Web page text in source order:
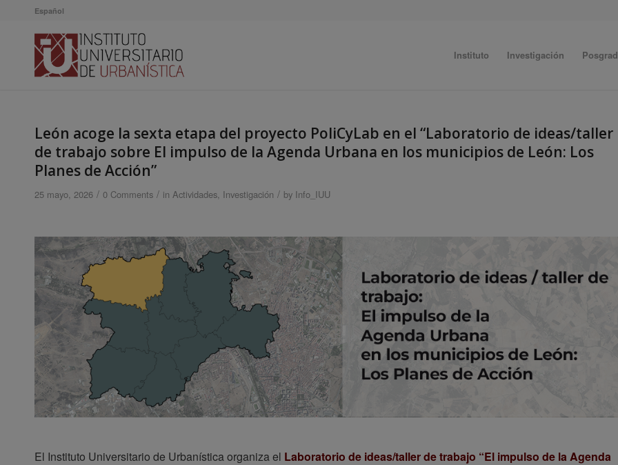
Español
Instituto Investigación
León acoge la sexta etapa del proyecto PoliCyLab en el “Laboratorio de ideas/taller
de trabajo sobre El impulso de la Agenda Urbana en los municipios de León: Los
Planes de Acción”
25 mayo, 2026 / 0 Comments / in Actividades, Investigación / by Info_IUU
El Instituto Universitario de Urbanística organiza el Laboratorio de ideas/taller de trabajo “El impulso de la Agenda